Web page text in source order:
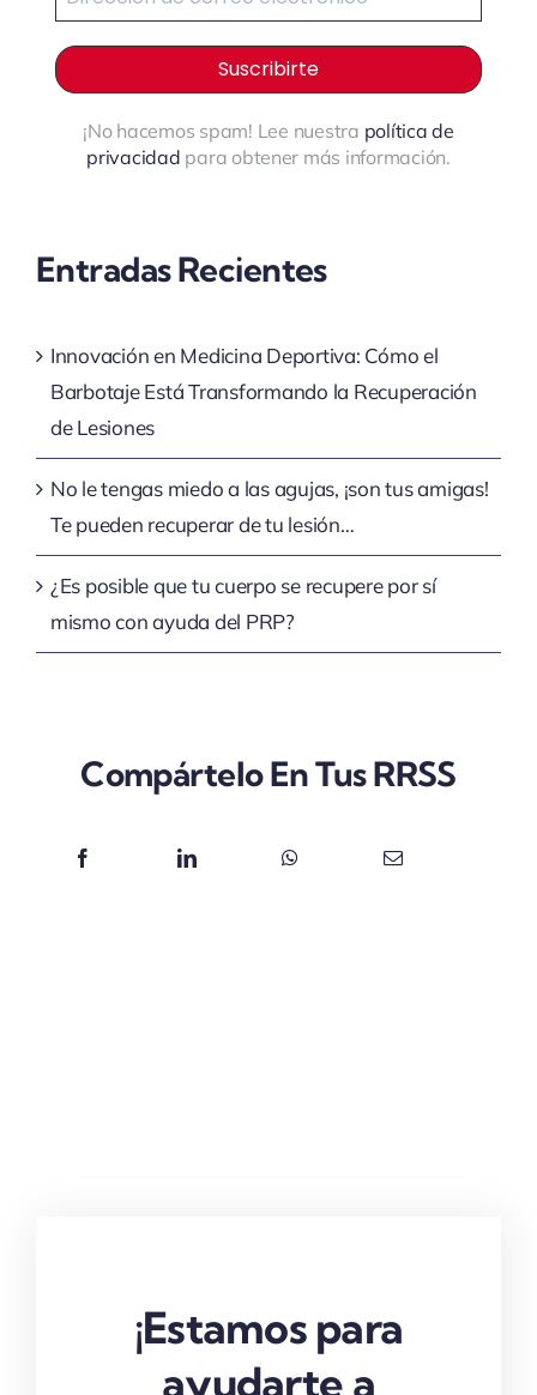
¡No hacemos spam! Lee nuestra política de
privacidad para obtener más información.
Entradas Recientes
Innovación en Medicina Deportiva: Cómo el
Barbotaje Está Transformando la Recuperación
de Lesiones
No le tengas miedo a las agujas, ¡son tus amigas!
Te pueden recuperar de tu lesión…
¿Es posible que tu cuerpo se recupere por sí
mismo con ayuda del PRP?
Compártelo En Tus RRSS
¡Estamos para
ayudarte a